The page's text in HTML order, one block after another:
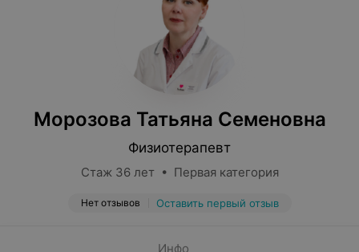
Морозова Татьяна Семеновна
Физиотерапевт
Стаж 36 лет • Первая категория
Нет отзывов Оставить первый отзыв
Инфо